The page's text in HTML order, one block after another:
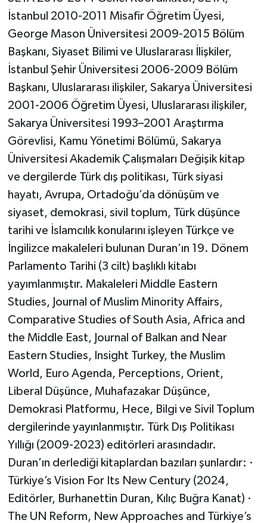
İstanbul 2010-2011 Misafir Öğretim Üyesi,
George Mason Üniversitesi 2009-2015 Bölüm
Başkanı, Siyaset Bilimi ve Uluslararası İlişkiler,
İstanbul Şehir Üniversitesi 2006-2009 Bölüm
Başkanı, Uluslararası ilişkiler, Sakarya Üniversitesi
2001-2006 Öğretim Üyesi, Uluslararası ilişkiler,
Sakarya Üniversitesi 1993–2001 Araştırma
Görevlisi, Kamu Yönetimi Bölümü, Sakarya
Üniversitesi Akademik Çalışmaları Değişik kitap
ve dergilerde Türk dış politikası, Türk siyasi
hayatı, Avrupa, Ortadoğu’da dönüşüm ve
siyaset, demokrasi, sivil toplum, Türk düşünce
tarihi ve İslamcılık konularını işleyen Türkçe ve
İngilizce makaleleri bulunan Duran’ın 19. Dönem
Parlamento Tarihi (3 cilt) başlıklı kitabı
yayımlanmıştır. Makaleleri Middle Eastern
Studies, Journal of Muslim Minority Affairs,
Comparative Studies of South Asia, Africa and
the Middle East, Journal of Balkan and Near
Eastern Studies, Insight Turkey, the Muslim
World, Euro Agenda, Perceptions, Orient,
Liberal Düşünce, Muhafazakar Düşünce,
Demokrasi Platformu, Hece, Bilgi ve Sivil Toplum
dergilerinde yayınlanmıştır. Türk Dış Politikası
Yıllığı (2009-2023) editörleri arasındadır.
Duran’ın derlediği kitaplardan bazıları şunlardır: ·
Türkiye’s Vision For Its New Century (2024,
Editörler, Burhanettin Duran, Kılıç Buğra Kanat) ·
The UN Reform, New Approaches and Türkiye’s